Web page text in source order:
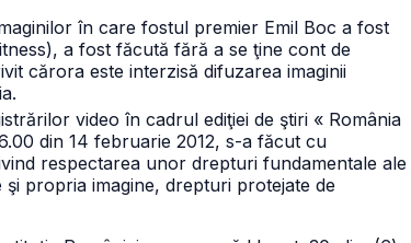
în care fostul premier Emil Boc a fost
a fost făcută fără a se ţine cont de
cărora este interzisă difuzarea imaginii
video în cadrul ediţiei de ştiri « România
din 14 februarie 2012, s-a făcut cu
respectarea unor drepturi fundamentale ale
propria imagine, drepturi protejate de